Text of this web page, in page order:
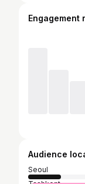
Engagement
Audience
Seoul